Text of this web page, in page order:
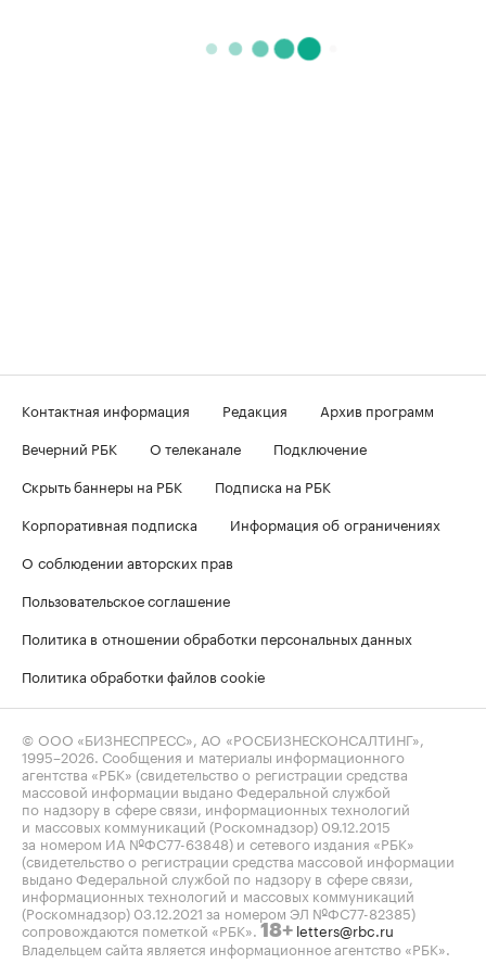
Контактная информация Редакция
Архив программ
Вечерний РБК
О телеканале
Подключение
Скрыть баннеры на РБК
Подписка на РБК
Корпоративная подписка
Информация об ограничениях
О соблюдении авторских прав
Пользовательское соглашение
Политика в отношении обработки персональных данных
Политика обработки файлов cookie
© ООО «БИЗНЕСПРЕСС», АО «РОСБИЗНЕСКОНСАЛТИНГ»,
1995–2026 . Сообщения и материалы информационного
агентства «РБК» (свидетельство о регистрации средства
массовой информации выдано Федеральной службой
по надзору в сфере связи, информационных технологий
и массовых коммуникаций (Роскомнадзор) 09.12.2015
за номером ИА №ФС77-63848) и сетевого издания «РБК»
(свидетельство о регистрации средства массовой информации
выдано Федеральной службой по надзору в сфере связи,
информационных технологий и массовых коммуникаций
(Роскомнадзор) 03.12.2021 за номером ЭЛ №ФС77-82385)
сопровождаются пометкой «РБК». 18+ letters@rbc.ru
Владельцем сайта является информационное агентство «РБК».